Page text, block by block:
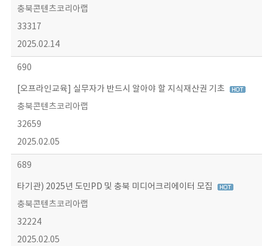
충북콘텐츠코리아랩
33317
2025.02.14
690
[오프라인교육] 실무자가 반드시 알아야 할 지식재산권 기초
충북콘텐츠코리아랩
32659
2025.02.05
689
타기관) 2025년 도민PD 및 충북 미디어크리에이터 모집
충북콘텐츠코리아랩
32224
2025.02.05